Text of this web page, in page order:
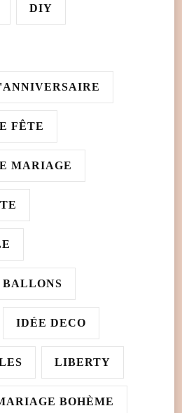
DIY
FÊTE
MARIAGE
IDÉE DECO
LIBERTY
BOHÈME